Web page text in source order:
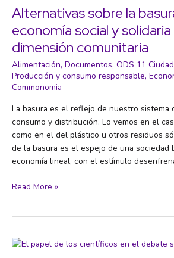
producir
un
tercio
del
consumo
de
tomates
Barcelona
Alternativas sobre la
economía social y solidaria
dimensión comunitaria
Alimentación, Documentos, ODS 11
Producción y consumo responsable,
Commonomia
La basura es el reflejo de nuestro sistema
consumo y distribución. Lo vemos en el
como en el del plástico u otros residuos
de la basura es el espejo de una sociedad
economía lineal, con el estímulo
Alternativas
desde
Read More »